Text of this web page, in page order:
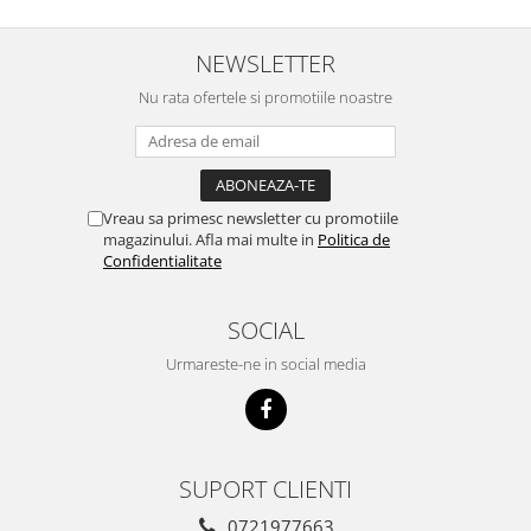
NEWSLETTER
Nu rata ofertele si promotiile noastre
Vreau sa primesc newsletter cu promotiile
magazinului. Afla mai multe in Politica de
Confidentialitate
SOCIAL
Urmareste-ne in social media
SUPORT CLIENTI
0721977663